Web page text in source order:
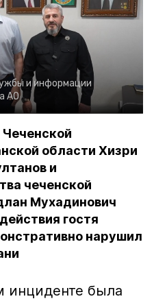
и информации
АО
области Хизри
и
чеченской
Мухадинович
гостя
нарушил
инциденте была